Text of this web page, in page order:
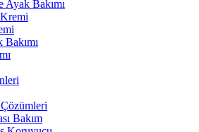
Ayak Bakımı
Bakımı
Bakım